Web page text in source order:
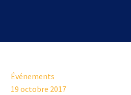
Événements
19 octobre 2017